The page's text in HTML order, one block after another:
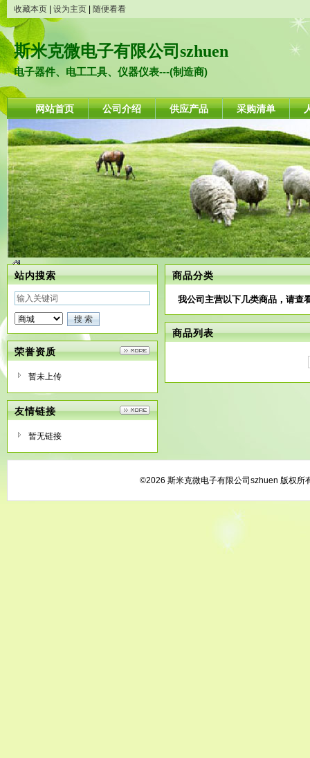
收藏本页 设为主页 随便看看
斯米克微电子有限公司szhuen
电子器件、电工工具、仪器仪表---(制造商)
网站首页 公司介绍 供应产品 采购清单
站内搜索
荣誉资质
暂未上传
友情链接
暂无链接
商品分类
我公司主营以下几类商品，请查
商品列表
©2026 斯米克微电子有限公司szhuen 版权所